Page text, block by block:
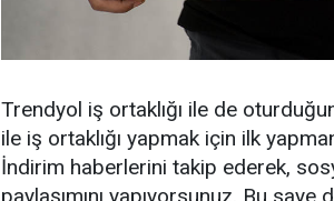
Trendyol iş ortaklığı ile de
ile iş ortaklığı yapmak için ilk
İndirim haberlerini takip ederek,